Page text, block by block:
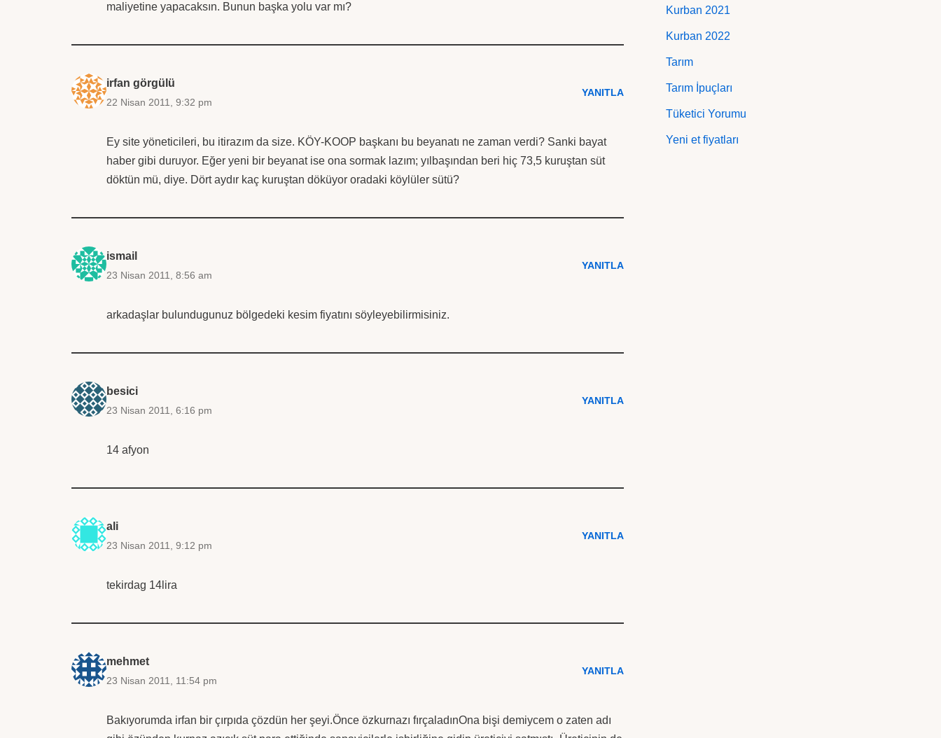
maliyetine yapacaksın. Bunun başka yolu var mı?
irfan görgülü
22 Nisan 2011, 9:32 pm
YANITLA
Ey site yöneticileri, bu itirazım da size. KÖY-KOOP başkanı bu beyanatı ne zaman verdi? Sanki bayat
haber gibi duruyor. Eğer yeni bir beyanat ise ona sormak lazım; yılbaşından beri hiç 73,5 kuruştan süt
döktün mü, diye. Dört aydır kaç kuruştan döküyor oradaki köylüler sütü?
ismail
23 Nisan 2011, 8:56 am
YANITLA
arkadaşlar bulundugunuz bölgedeki kesim fiyatını söyleyebilirmisiniz.
besici
23 Nisan 2011, 6:16 pm
YANITLA
14 afyon
ali
23 Nisan 2011, 9:12 pm
YANITLA
tekirdag 14lira
mehmet
23 Nisan 2011, 11:54 pm
YANITLA
Bakıyorumda irfan bir çırpıda çözdün her şeyi.Önce özkurnazı fırçaladınOna bişi demiycem o zaten adı
Kurban 2021
Kurban 2022
Tarım
Tarım İpuçları
Tüketici Yorumu
Yeni et fiyatları